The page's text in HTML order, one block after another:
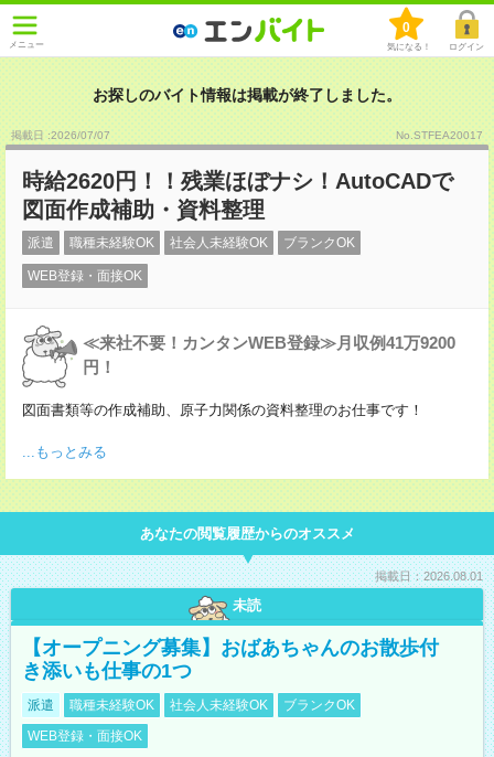
メニュー
0
気になる！ ログイン
お探しのバイト情報は掲載が終了しました。
掲載日 :2026/07/07 No.STFEA20017
時給2620円！！残業ほぼナシ！AutoCADで
図面作成補助・資料整理
派遣 職種未経験OK 社会人未経験OK ブランクOK
WEB登録・面接OK
≪来社不要！カンタンWEB登録≫月収例41万9200
円！
図面書類等の作成補助、原子力関係の資料整理のお仕事です！
...もっとみる
あなたの閲覧履歴からのオススメ
掲載日：2026.08.01
未読
【オープニング募集】おばあちゃんのお散歩付
き添いも仕事の1つ
派遣 職種未経験OK 社会人未経験OK
ブランクOK
WEB登録・面接OK